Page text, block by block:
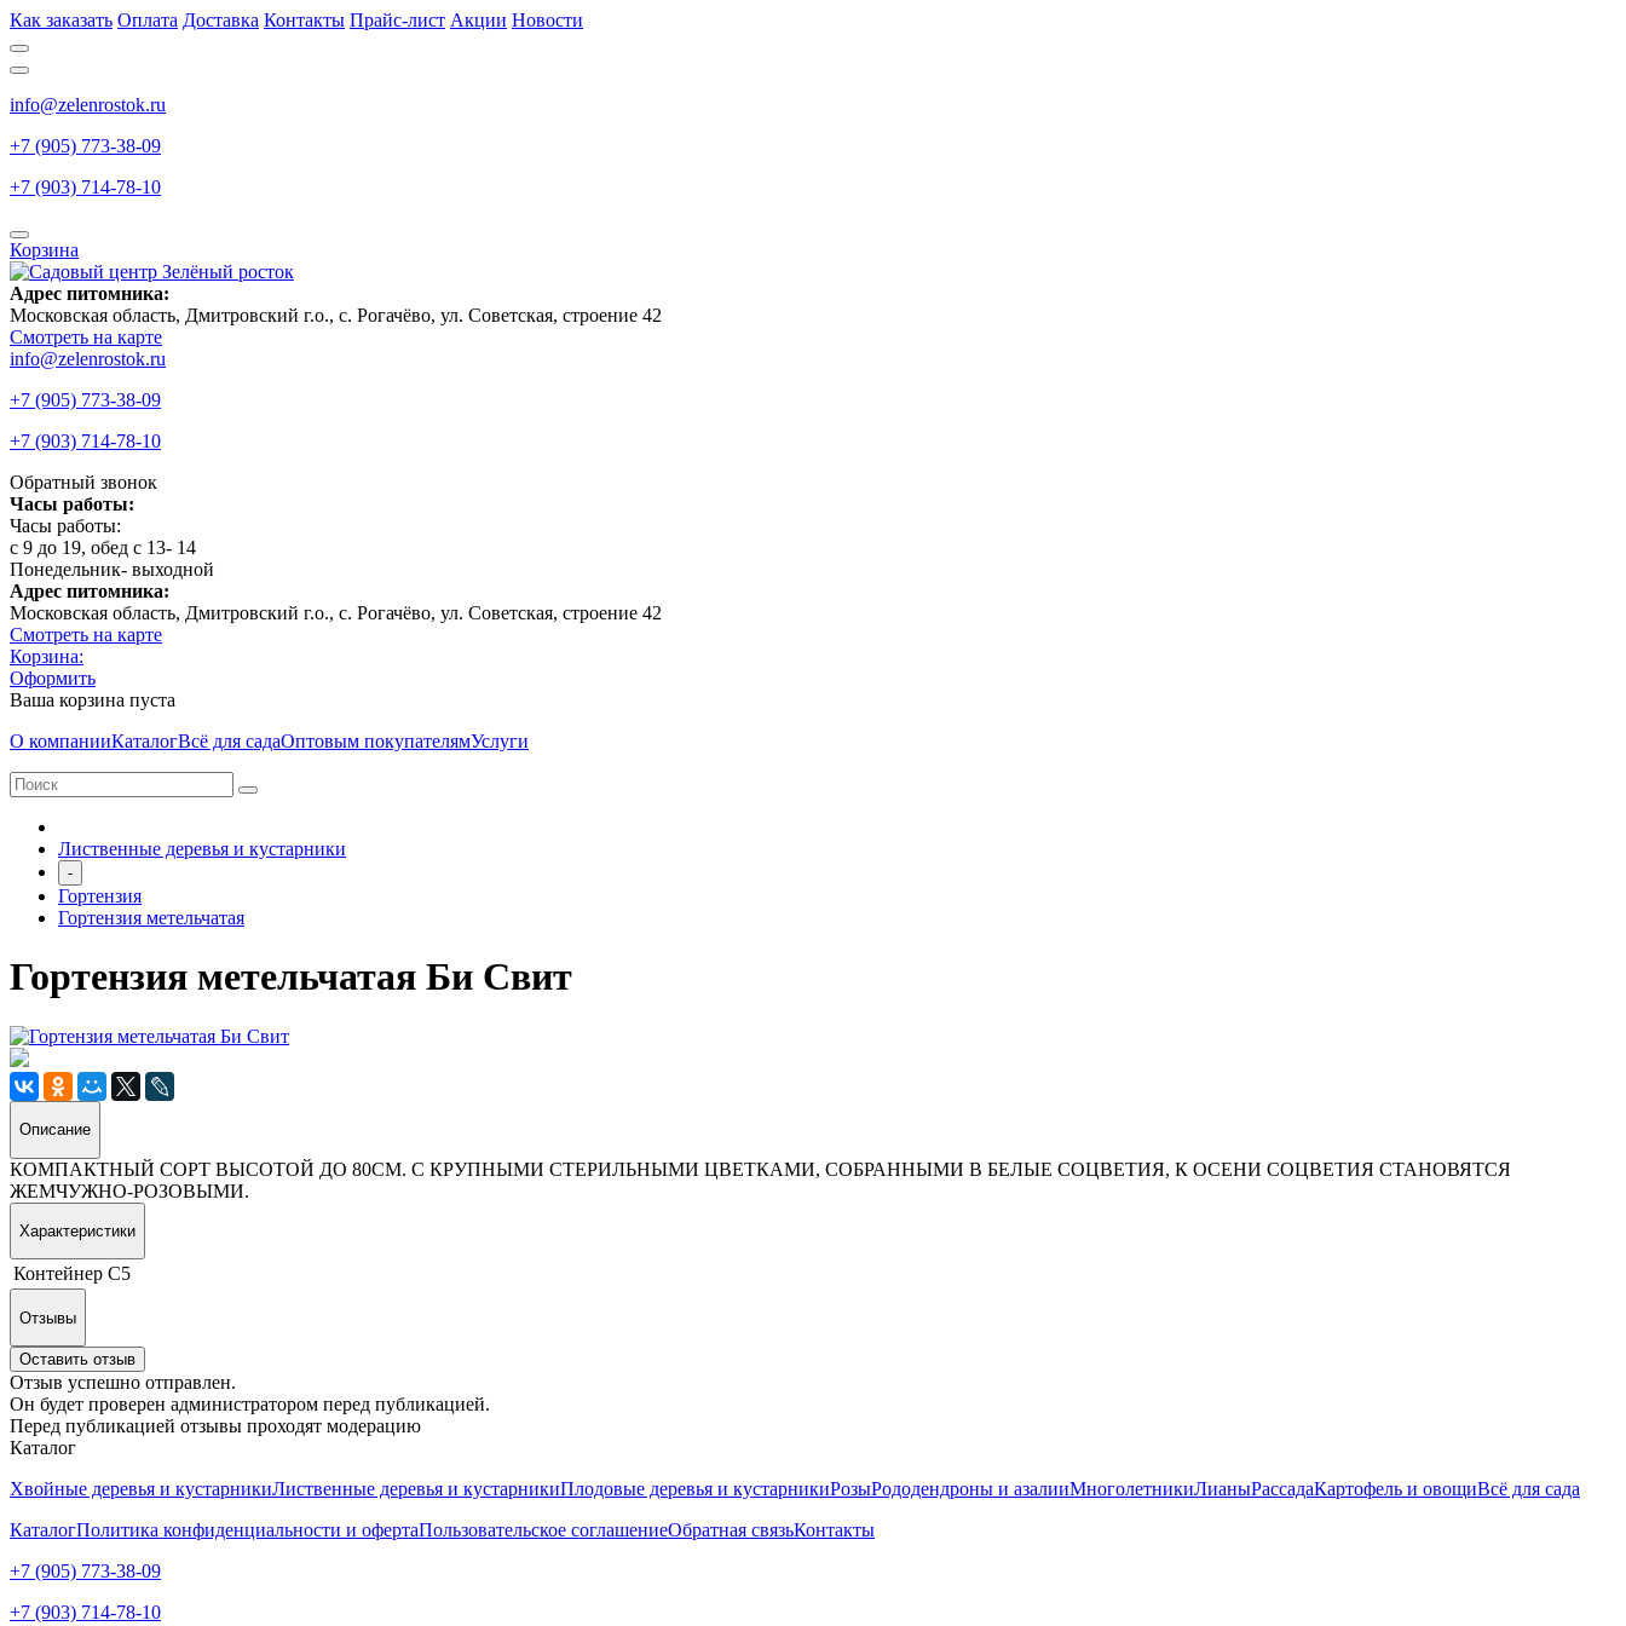
Как заказать Оплата Доставка Контакты Прайс-лист Акции Новости
info@zelenrostok.ru
+7 (905) 773-38-09
+7 (903) 714-78-10
Корзина
Адрес питомника:
Московская область, Дмитровcкий г.о., с. Рогачёво, ул. Советская, строение 42
Смотреть на карте
info@zelenrostok.ru
+7 (905) 773-38-09
+7 (903) 714-78-10
Обратный звонок
Часы работы:
Часы работы:
с 9 до 19, обед с 13- 14
Понедельник- выходной
Адрес питомника:
Московская область, Дмитровcкий г.о., с. Рогачёво, ул. Советская, строение 42
Смотреть на карте
Корзина:
Оформить
Ваша корзина пуста
О компанииКаталогВсё для садаОптовым покупателямУслуги
Лиственные деревья и кустарники
-
Гортензия
Гортензия метельчатая
Гортензия метельчатая Би Свит
Описание
КОМПАКТНЫЙ СОРТ ВЫСОТОЙ ДО 80СМ. С КРУПНЫМИ СТЕРИЛЬНЫМИ ЦВЕТКАМИ, СОБРАННЫМИ В БЕЛЫЕ СОЦВЕТИЯ, К ОСЕНИ СОЦВЕТИЯ СТАНОВЯТСЯ
ЖЕМЧУЖНО-РОЗОВЫМИ.
Характеристики
Контейнер С5
Отзывы
Оставить отзыв
Отзыв успешно отправлен.
Он будет проверен администратором перед публикацией.
Перед публикацией отзывы проходят модерацию
Каталог
Хвойные деревья и кустарникиЛиственные деревья и кустарникиПлодовые деревья и кустарникиРозыРододендроны и азалииМноголетникиЛианыРассадаКартофель и овощиВсё для сада
КаталогПолитика конфиденциальности и офертаПользовательское соглашениеОбратная связьКонтакты
+7 (905) 773-38-09
+7 (903) 714-78-10